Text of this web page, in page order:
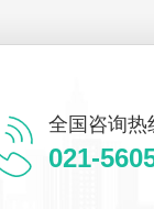
全国咨询热
021-